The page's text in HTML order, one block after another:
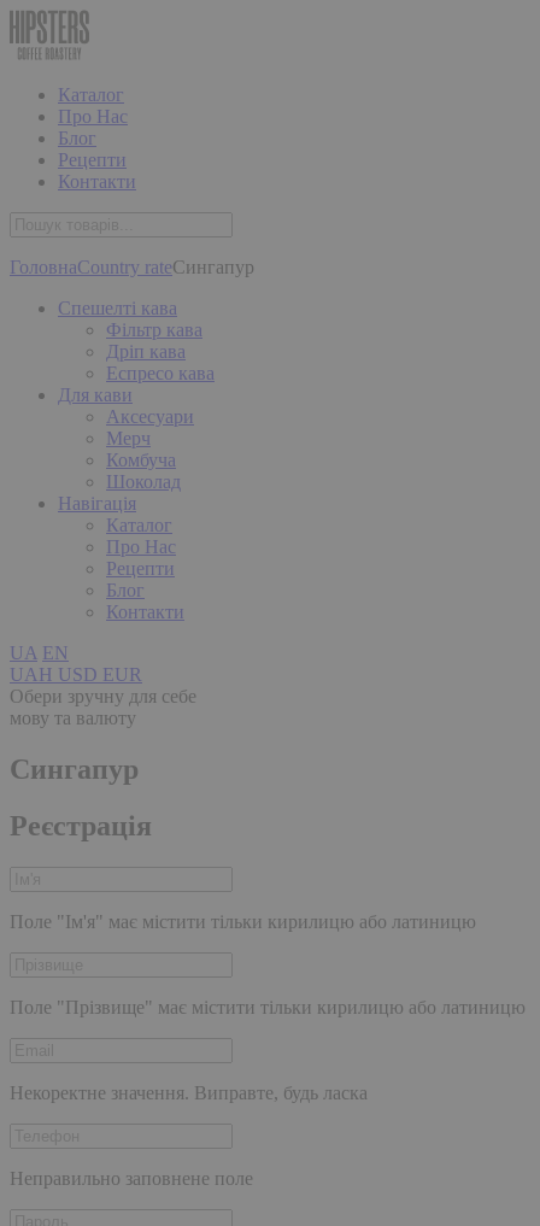
Каталог
Про Нас
Блог
Рецепти
Контакти
ГоловнаCountry rateСингапур
Спешелті кава
Фільтр кава
Дріп кава
Еспресо кава
Для кави
Аксесуари
Мерч
Комбуча
Шоколад
Навігація
Каталог
Про Нас
Рецепти
Блог
Контакти
UA EN
UAH USD EUR
Обери зручну для себе
мову та валюту
Сингапур
Реєстрація
Поле "Ім'я" має містити тільки кирилицю або латиницю
Поле "Прізвище" має містити тільки кирилицю або латиницю
Некоректне значення. Виправте, будь ласка
Неправильно заповнене поле